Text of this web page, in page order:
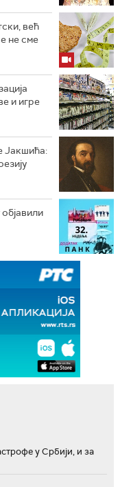
већ
не сме
и игре
Јакшића:
у Србији, и за